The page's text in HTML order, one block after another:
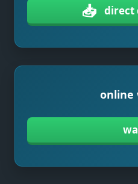
📥 direct
online